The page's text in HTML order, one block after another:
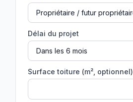
Délai du projet
Surface toiture (m², optionnel)